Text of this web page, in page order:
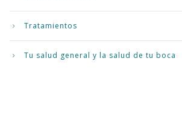
Tratamientos
Tu salud general y la salud de tu boca